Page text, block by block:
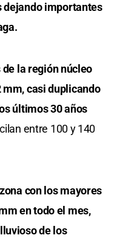
dejando importantes
la región núcleo
casi duplicando
últimos 30 años
entre 100 y 140
con los mayores
en todo el mes,
de los